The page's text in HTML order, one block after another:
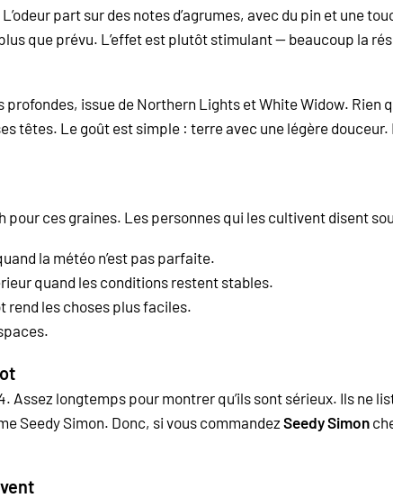
part sur des notes d’agrumes, avec du pin et une
que prévu. L’effet est plutôt stimulant — beaucoup la
profondes, issue de Northern Lights et White Widow. Rien
têtes. Le goût est simple : terre avec une légère
pour ces graines. Les personnes qui les cultivent disent
la météo n’est pas parfaite.
quand les conditions restent stables.
rend les choses plus faciles.
longtemps pour montrer qu’ils sont sérieux. Ils ne
Seedy Simon. Donc, si vous commandezSeedy Simon